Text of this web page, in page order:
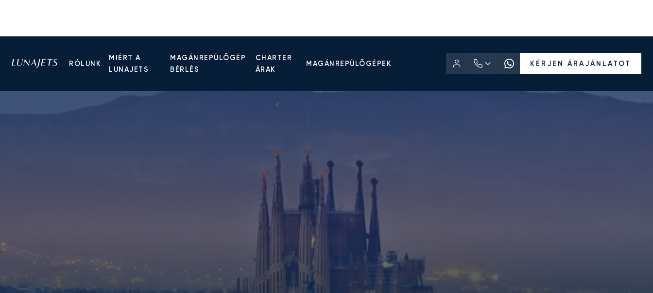
RÓLUNK
MIÉRT A
LUNAJETS
MAGÁNREPÜLŐGÉP
BÉRLÉS
CHARTER
ÁRAK
MAGÁNREPÜLŐGÉPEK KÉRJEN ÁRAJÁNLATOT